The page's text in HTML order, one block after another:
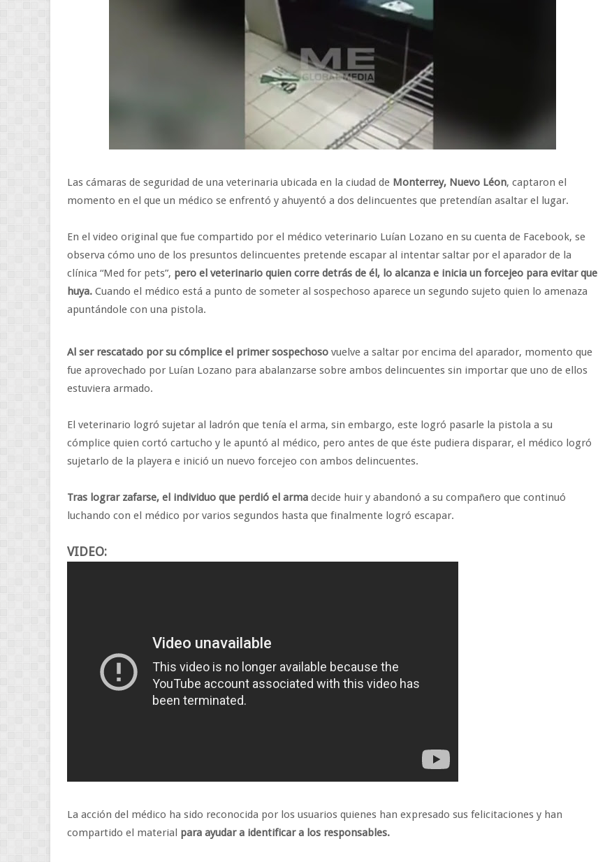
Las cámaras de seguridad de una veterinaria ubicada en la ciudad de Monterrey, Nuevo Léon, captaron el
momento en el que un médico se enfrentó y ahuyentó a dos delincuentes que pretendían asaltar el lugar.
En el video original que fue compartido por el médico veterinario Luían Lozano en su cuenta de Facebook, se
observa cómo uno de los presuntos delincuentes pretende escapar al intentar saltar por el aparador de la
clínica “Med for pets”, pero el veterinario quien corre detrás de él, lo alcanza e inicia un forcejeo para evitar que
huya. Cuando el médico está a punto de someter al sospechoso aparece un segundo sujeto quien lo amenaza
apuntándole con una pistola.
Al ser rescatado por su cómplice el primer sospechoso vuelve a saltar por encima del aparador, momento que
fue aprovechado por Luían Lozano para abalanzarse sobre ambos delincuentes sin importar que uno de ellos
estuviera armado.
El veterinario logró sujetar al ladrón que tenía el arma, sin embargo, este logró pasarle la pistola a su
cómplice quien cortó cartucho y le apuntó al médico, pero antes de que éste pudiera disparar, el médico logró
sujetarlo de la playera e inició un nuevo forcejeo con ambos delincuentes.
Tras lograr zafarse, el individuo que perdió el arma decide huir y abandonó a su compañero que continuó
luchando con el médico por varios segundos hasta que finalmente logró escapar.
VIDEO:
La acción del médico ha sido reconocida por los usuarios quienes han expresado sus felicitaciones y han
compartido el material para ayudar a identificar a los responsables.